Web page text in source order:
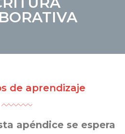
de aprendizaje
apéndice se espera